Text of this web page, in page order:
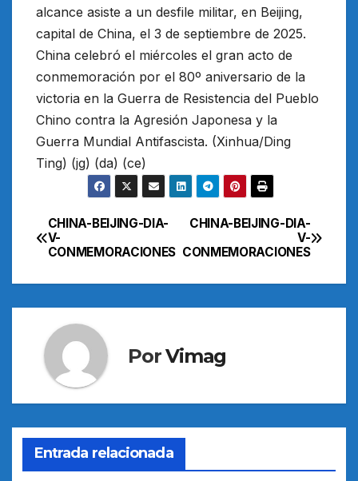
alcance asiste a un desfile militar, en Beijing,
capital de China, el 3 de septiembre de 2025.
China celebró el miércoles el gran acto de
conmemoración por el 80º aniversario de la
victoria en la Guerra de Resistencia del Pueblo
Chino contra la Agresión Japonesa y la
Guerra Mundial Antifascista. (Xinhua/Ding
Ting) (jg) (da) (ce)
Navegación
de
CHINA-BEIJING-DIA-
V-
CONMEMORACIONES
CHINA-BEIJING-DIA-
V-
CONMEMORACIONES
PorVimag
Entrada relacionada